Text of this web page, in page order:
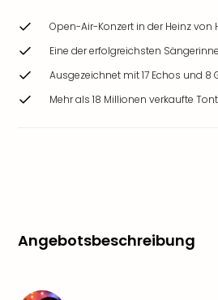
Open-Air-Konzert in der Heinz von
Eine der erfolgreichsten
Ausgezeichnet mit 17 Echos und 8
Mehr als 18 Millionen verkaufte
Angebotsbeschreibung